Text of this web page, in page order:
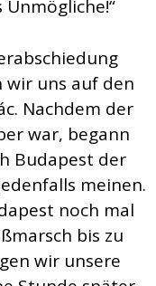
uns auf den
Nachdem der
war, begann
Budapest der
meinen.
noch mal
bis zu
wir unsere